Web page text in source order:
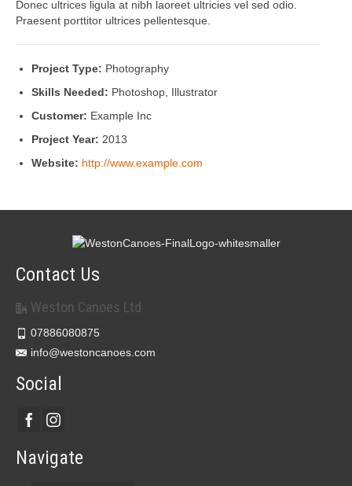
Donec ultrices ligula at nibh laoreet ultricies vel sed odio.
Praesent porttitor ultrices pellentesque.
Project Type: Photography
Skills Needed: Photoshop, Illustrator
Customer: Example Inc
Project Year: 2013
Website: http://www.example.com
Contact Us
Weston Canoes Ltd
07886080875
info@westoncanoes.com
Social
Navigate